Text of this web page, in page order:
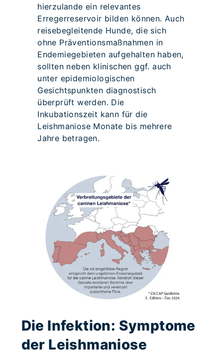
hierzulande ein relevantes
Erregerreservoir bilden können. Auch
reisebegleitende Hunde, die sich
ohne Präventionsmaßnahmen in
Endemiegebieten aufgehalten haben,
sollten neben klinischen ggf. auch
unter epidemiologischen
Gesichtspunkten diagnostisch
überprüft werden. Die
Inkubationszeit kann für die
Leishmaniose Monate bis mehrere
Jahre betragen.
Die Infektion: Symptome
der Leishmaniose